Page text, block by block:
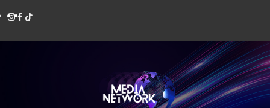
toInstagram
Facebook
Media